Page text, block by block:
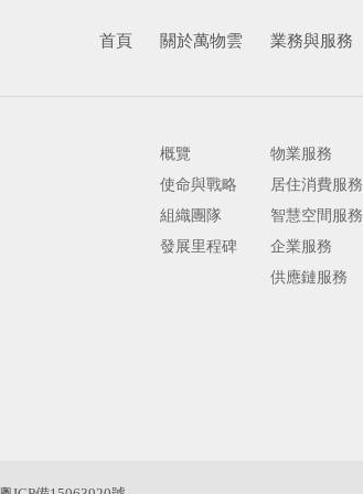
首頁 關於萬物雲
概覽
使命與戰略
組織團隊
發展里程碑
業務與服務
物業服務
居住消費服務
智慧空間服務
企業服務
供應鏈服務